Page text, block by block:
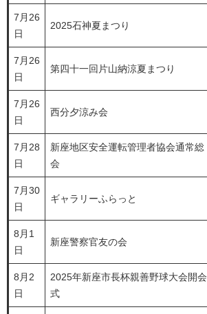
7月26
日
2025石神夏まつり
7月26
日
第四十一回片山納涼夏まつり
7月26
日
西分夕涼み会
7月28
日
新座地区安全運転管理者協会通常総
会
7月30
日
ギャラリーふらっと
8月1
日
新座警察官友の会
8月2
日
2025年新座市長杯親善野球大会開会
式